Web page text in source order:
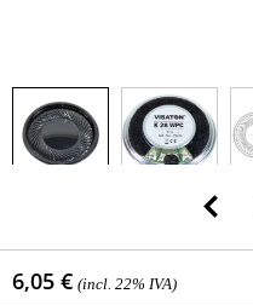
6,05 € (incl. 22% IVA)